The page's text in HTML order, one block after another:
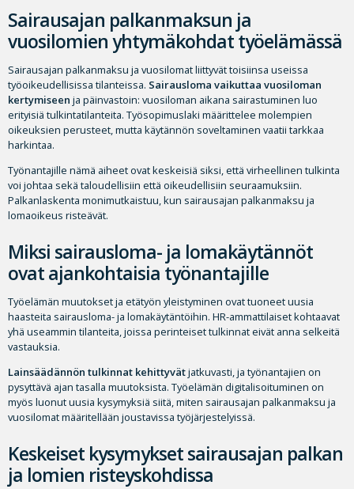
Sairausajan palkanmaksun ja
vuosilomien yhtymäkohdat työelämässä
Sairausajan palkanmaksu ja vuosilomat liittyvät toisiinsa useissa
työoikeudellisissa tilanteissa. Sairausloma vaikuttaa vuosiloman
kertymiseen ja päinvastoin: vuosiloman aikana sairastuminen luo
erityisiä tulkintatilanteita. Työsopimuslaki määrittelee molempien
oikeuksien perusteet, mutta käytännön soveltaminen vaatii tarkkaa
harkintaa.
Työnantajille nämä aiheet ovat keskeisiä siksi, että virheellinen tulkinta
voi johtaa sekä taloudellisiin että oikeudellisiin seuraamuksiin.
Palkanlaskenta monimutkaistuu, kun sairausajan palkanmaksu ja
lomaoikeus risteävät.
Miksi sairausloma- ja lomakäytännöt
ovat ajankohtaisia työnantajille
Työelämän muutokset ja etätyön yleistyminen ovat tuoneet uusia
haasteita sairausloma- ja lomakäytäntöihin. HR-ammattilaiset kohtaavat
yhä useammin tilanteita, joissa perinteiset tulkinnat eivät anna selkeitä
vastauksia.
Lainsäädännön tulkinnat kehittyvätjatkuvasti, ja työnantajien on
pysyttävä ajan tasalla muutoksista. Työelämän digitalisoituminen on
myös luonut uusia kysymyksiä siitä, miten sairausajan palkanmaksu ja
vuosilomat määritellään joustavissa työjärjestelyissä.
Keskeiset kysymykset sairausajan palkan
ja lomien risteyskohdissa